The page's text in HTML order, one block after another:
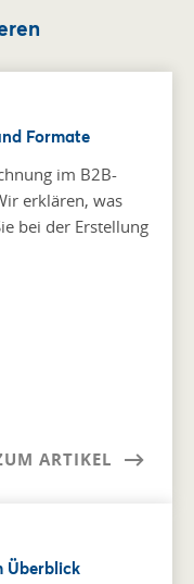
Formate
im B2B-
erklären, was
bei der Erstellung
ARTIKEL
Überblick